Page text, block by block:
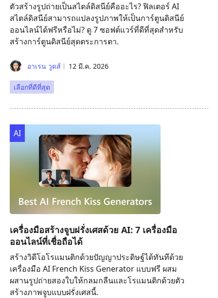
ตัวสร้างรูปถ่ายเป็นสไตล์ดิสนีย์คืออะไร? ฟิลเตอร์ AI
สไตล์ดิสนีย์สามารถแปลงรูปภาพให้เป็นการ์ตูนดิสนีย์
ออนไลน์ได้ฟรีหรือไม่? ดู 7 ซอฟต์แวร์ที่ดีที่สุดสำหรับ
สร้างการ์ตูนดิสนีย์สุดตระการตา.
อาเรน วูดส์ 12 มี.ค. 2026
เลือกที่ดีที่สุด
AI
เครื่องมือสร้างจูบฝรั่งเศสด้วย AI: 7 เครื่องมือ
ออนไลน์ที่เชื่อถือได้
สร้างวิดีโอโรแมนติกด้วยปัญญาประดิษฐ์ได้ทันทีด้วย
เครื่องมือ AI French Kiss Generator แบบฟรี ผสม
ผสานรูปถ่ายสองใบให้กลมกลืนและโรแมนติกด้วยตัว
สร้างภาพจูบแบบฝรั่งเศสนี้.